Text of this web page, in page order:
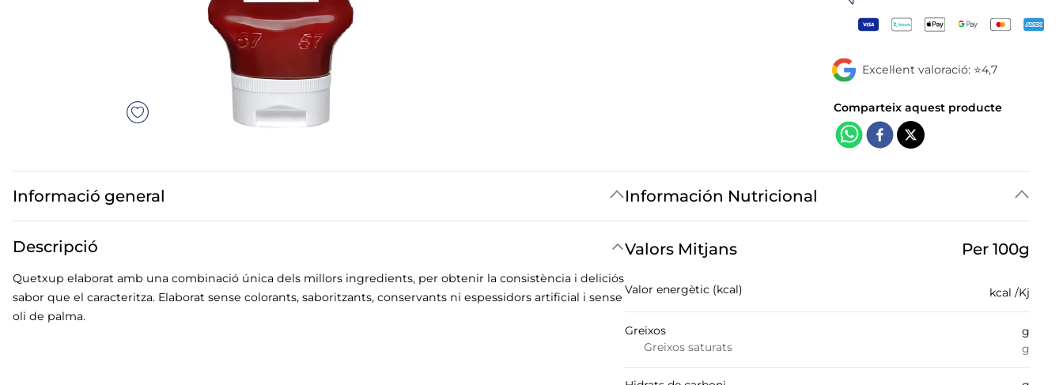
Excel·lent valoració: ⭐4,7
Informació general
Descripció
Quetxup elaborat amb una combinació única dels millors ingredients, per obtenir la consistència i deliciós
sabor que el caracteritza. Elaborat sense colorants, saboritzants, conservants ni espessidors artificial i sense
oli de palma.
Información Nutricional
Valors Mitjans Per 100g
Valor energètic (kcal) kcal /Kj
Greixos
Greixos saturats
g
g